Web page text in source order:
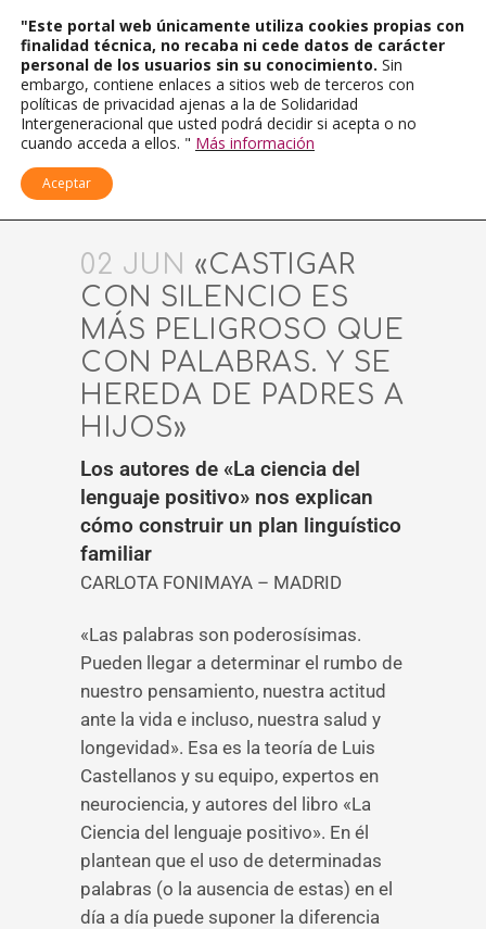
02 JUN «CASTIGAR
CON SILENCIO ES
MÁS PELIGROSO QUE
CON PALABRAS. Y SE
HEREDA DE PADRES A
HIJOS»
Los autores de «La ciencia del
lenguaje positivo» nos explican
cómo construir un plan linguístico
familiar
CARLOTA FONIMAYA – MADRID
«Las palabras son poderosísimas.
Pueden llegar a determinar el rumbo de
nuestro pensamiento, nuestra actitud
ante la vida e incluso, nuestra salud y
longevidad». Esa es la teoría de Luis
Castellanos y su equipo, expertos en
neurociencia, y autores del libro «La
Ciencia del lenguaje positivo». En él
plantean que el uso de determinadas
palabras (o la ausencia de estas) en el
día a día puede suponer la diferencia
"Este portal web únicamente utiliza cookies propias con
finalidad técnica, no recaba ni cede datos de carácter
personal de los usuarios sin su conocimiento. Sin
embargo, contiene enlaces a sitios web de terceros con
políticas de privacidad ajenas a la de Solidaridad
Intergeneracional que usted podrá decidir si acepta o no
cuando acceda a ellos. " Más información
Aceptar